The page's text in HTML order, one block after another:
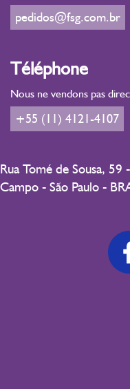
pedidos@fsg.com.br
Téléphone
Nous ne vendons pas
+55 (11) 4121-4107
Rua Tomé de Sousa,
Campo - São Paulo -